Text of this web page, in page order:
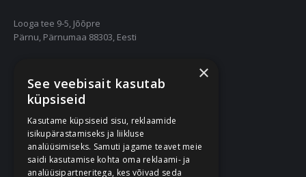
Looga tee 9-5, Jõõpre
Pärnu, Pärnumaa 88303, Eesti
55667252
info@nukuriided.ee
Müügitingimused
Privaatsustingimused
×
See veebisait kasutab
küpsiseid
Kasutame küpsiseid sisu, reklaamide
isikupärastamiseks ja liikluse
analüüsimiseks. Samuti jagame teavet meie
saidi kasutamise kohta oma reklaami- ja
analüüsipartneritega, kes võivad seda